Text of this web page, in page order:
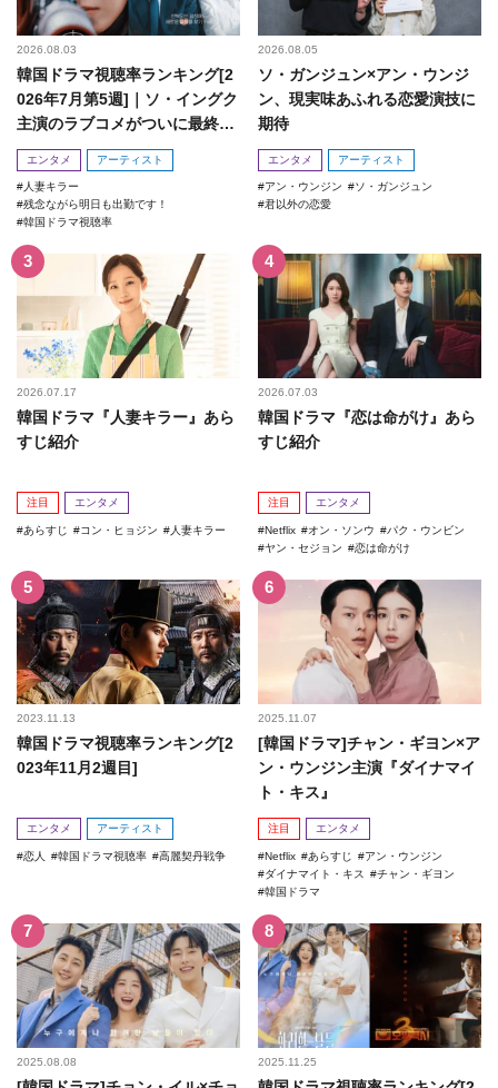
2026.08.03
韓国ドラマ視聴率ランキング[2
026年7月第5週]｜ソ・イングク
主演のラブコメがついに最終
回！
エンタメ アーティスト
人妻キラー
残念ながら明日も出勤です！
韓国ドラマ視聴率
2026.08.05
ソ・ガンジュン×アン・ウンジ
ン、現実味あふれる恋愛演技に
期待
エンタメ アーティスト
アン・ウンジン
ソ・ガンジュン
君以外の恋愛
2026.07.17
韓国ドラマ『人妻キラー』あら
すじ紹介
注目 エンタメ
あらすじ コン・ヒョジン 人妻キラー
2026.07.03
韓国ドラマ『恋は命がけ』あら
すじ紹介
注目 エンタメ
Netflix オン・ソンウ
パク・ウンビン
ヤン・セジョン
恋は命がけ
2023.11.13
韓国ドラマ視聴率ランキング[2
023年11月2週目]
エンタメ アーティスト
恋人 韓国ドラマ視聴率 高麗契丹戦争
2025.11.07
[韓国ドラマ]チャン・ギヨン×ア
ン・ウンジン主演『ダイナマイ
ト・キス』
注目 エンタメ
Netflix あらすじ
アン・ウンジン
ダイナマイト・キス
チャン・ギヨン
韓国ドラマ
2025.08.08 2025.11.25